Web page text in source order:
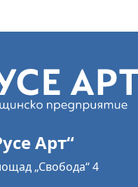
Арт“
„Свобода“ 4